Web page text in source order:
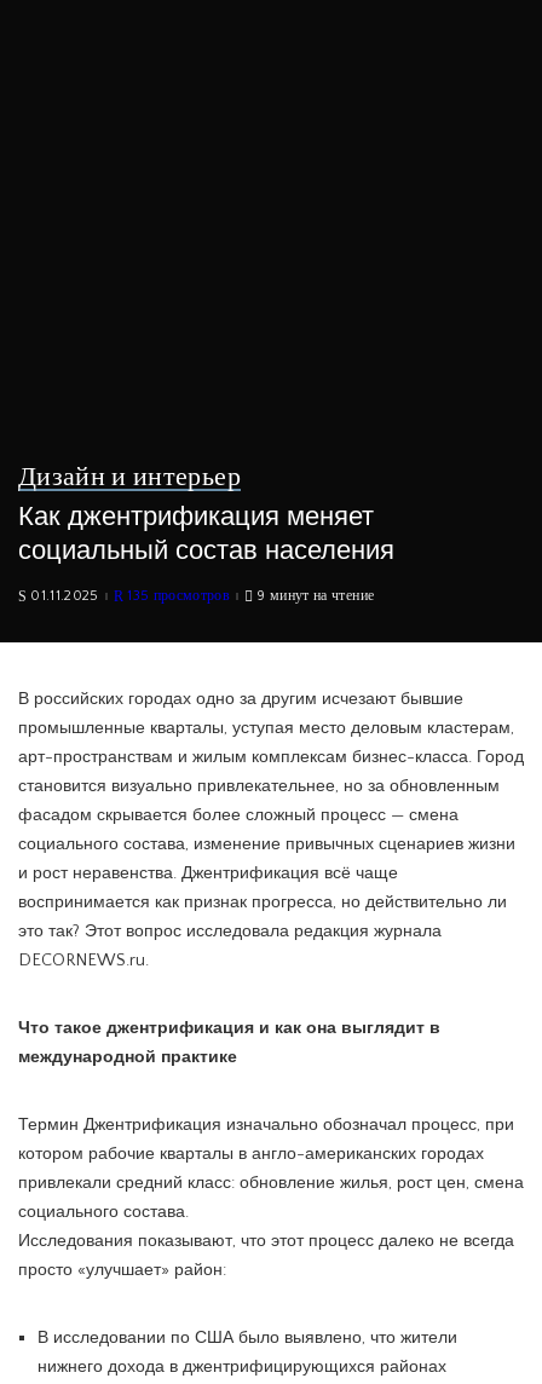
Дизайн и интерьер
Как джентрификация меняет
социальный состав населения
01.11.2025 135 просмотров 9 минут на чтение
В российских городах одно за другим исчезают бывшие
промышленные кварталы, уступая место деловым кластерам,
арт-пространствам и жилым комплексам бизнес-класса. Город
становится визуально привлекательнее, но за обновленным
фасадом скрывается более сложный процесс — смена
социального состава, изменение привычных сценариев жизни
и рост неравенства. Джентрификация всё чаще
воспринимается как признак прогресса, но действительно ли
это так? Этот вопрос исследовала редакция журнала
DECORNEWS.ru.
Что такое джентрификация и как она выглядит в
международной практике
Термин Джентрификация изначально обозначал процесс, при
котором рабочие кварталы в англо-американских городах
привлекали средний класс: обновление жилья, рост цен, смена
социального состава.
Исследования показывают, что этот процесс далеко не всегда
просто «улучшает» район:
В исследовании по США было выявлено, что жители
нижнего дохода в джентрифицирующихся районах